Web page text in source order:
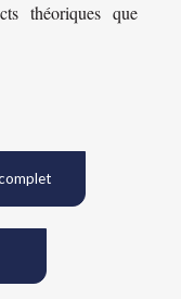
théoriques que